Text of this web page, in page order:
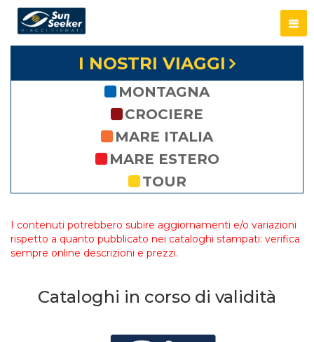
I NOSTRI VIAGGI
MONTAGNA
CROCIERE
MARE ITALIA
MARE ESTERO
TOUR
I contenuti potrebbero subire aggiornamenti e/o variazioni
rispetto a quanto pubblicato nei cataloghi stampati: verifica
sempre online descrizioni e prezzi.
Cataloghi in corso di validità